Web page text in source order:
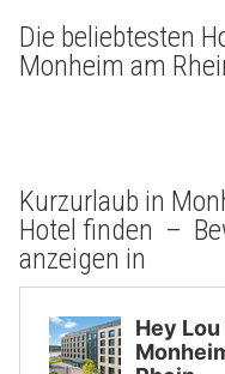
Die beliebtesten
Monheim am
Kurzurlaub in
Hotel finden –
anzeigen in
Hey